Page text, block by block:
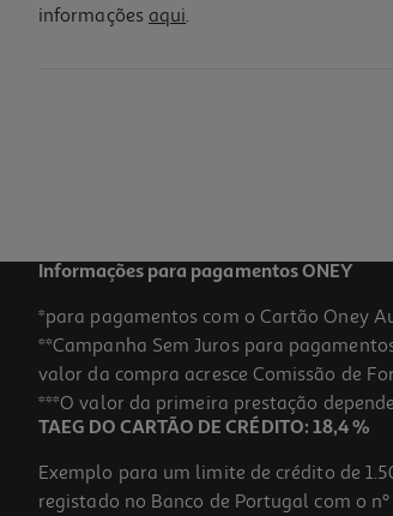
informações aqui.
Informações para pagamentos ONEY
*para pagamentos com o Cartão Oney
**Campanha Sem Juros para
valor da compra acresce Comissão de
***O valor da primeira prestação
TAEG DO CARTÃO DE CRÉDITO: 18,4 %
Exemplo para um limite de crédito de
registado no Banco de Portugal com o